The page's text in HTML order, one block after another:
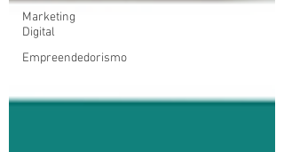
Marketing
Digital
Empreendedorismo